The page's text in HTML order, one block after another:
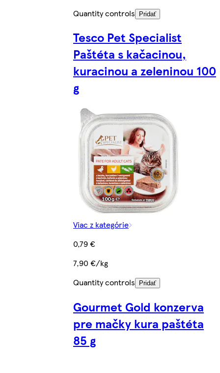
Quantity controls
Pridať
Tesco Pet Specialist
Paštéta s kačacinou,
kuracinou a zeleninou 100
g
Viac z kategórie
0,79 €
7,90 €/kg
Quantity controls
Pridať
Gourmet Gold konzerva
pre mačky kura paštéta
85 g